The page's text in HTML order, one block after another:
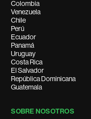
Colombia
Venezuela
Chile
Perú
Ecuador
Panamá
Uruguay
Costa Rica
El Salvador
República Dominicana
Guatemala
SOBRE NOSOTROS